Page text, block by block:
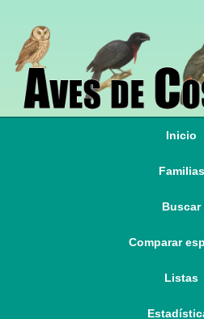
Inicio
Familias
Buscar
Comparar
Listas